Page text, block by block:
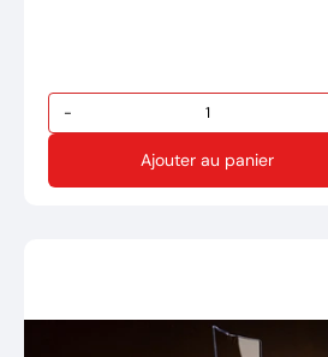
-
Ajouter au panier